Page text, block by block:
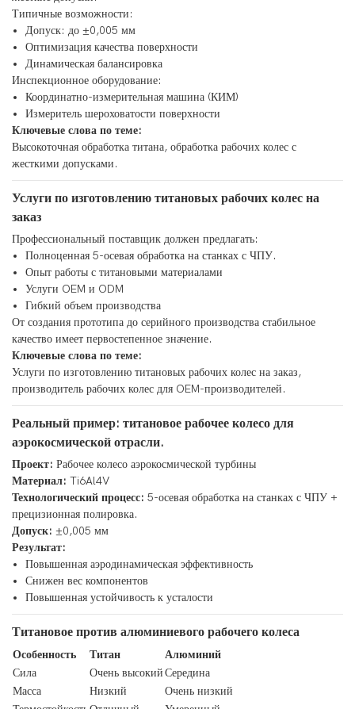
Типичные возможности:
Допуск: до ±0,005 мм
Оптимизация качества поверхности
Динамическая балансировка
Инспекционное оборудование:
Координатно-измерительная машина (КИМ)
Измеритель шероховатости поверхности
Ключевые слова по теме:
Высокоточная обработка титана, обработка рабочих колес с
жесткими допусками.
Услуги по изготовлению титановых рабочих колес на
заказ
Профессиональный поставщик должен предлагать:
Полноценная 5-осевая обработка на станках с ЧПУ.
Опыт работы с титановыми материалами
Услуги OEM и ODM
Гибкий объем производства
От создания прототипа до серийного производства стабильное
качество имеет первостепенное значение.
Ключевые слова по теме:
Услуги по изготовлению титановых рабочих колес на заказ,
производитель рабочих колес для OEM-производителей.
Реальный пример: титановое рабочее колесо для
аэрокосмической отрасли.
Проект: Рабочее колесо аэрокосмической турбины
Материал: Ti6Al4V
Технологический процесс: 5-осевая обработка на станках с ЧПУ +
прецизионная полировка.
Допуск: ±0,005 мм
Результат:
Повышенная аэродинамическая эффективность
Снижен вес компонентов
Повышенная устойчивость к усталости
Титановое против алюминиевого рабочего колеса
Особенность Титан
Алюминий
Сила
Очень высокийСередина
Масса
Низкий
Очень низкий